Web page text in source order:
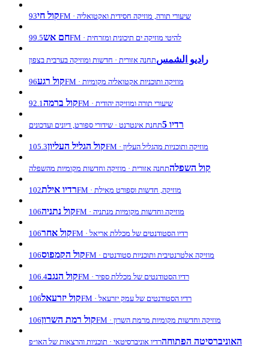
קול חי 93FM · שיעורי תורה, מוזיקה חסידית ואקטואליה
חם אש 99.5FM · להיטי מוזיקה ים תיכונית ומזרחית
راديو الشمسתחנה אזורית · חדשות ומוזיקה בערבית בצפון
קול רגע 96FM · מוזיקה ותוכניות אקטואליה מקומיות
קול ברמה 92.1FM · שיעורי תורה ומוזיקה יהודית
רדיו 5 תחנת אינטרנט · שידורי ספורט, דיונים ועדכונים
קול הגליל העליון 105.3FM · מוזיקה ותוכניות מהגליל העליון
קול השפלהתחנה אזורית · מוזיקה וחדשות מקומיות מהשפלה
רדיו אילת 102FM · מוזיקה, חדשות וספורט מאילת
קול נתניה 106FM · מוזיקה וחדשות מקומיות מנתניה
קול אחר 106FM · רדיו הסטודנטים של מכללת אריאל
קול הקמפוס 106FM · מוזיקה אלטרנטיבית ותוכניות סטודנטים
קול הנגב 106.4FM · רדיו הסטודנטים של מכללת ספיר
קול יזרעאל 106FM · רדיו הסטודנטים של עמק יזרעאל
קול רמת השרון 106FM · מוזיקה וחדשות מקומיות מרמת השרון
האוניברסיטה הפתוחהרדיו אוניברסיטאי · תוכניות והרצאות של האו״פ